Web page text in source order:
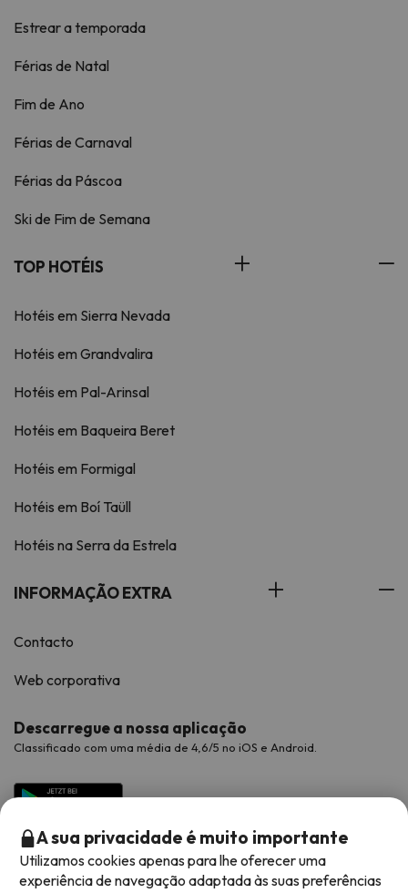
Estrear a temporada
Férias de Natal
Fim de Ano
Férias de Carnaval
Férias da Páscoa
Ski de Fim de Semana
TOP HOTÉIS
Hotéis em Sierra Nevada
Hotéis em Grandvalira
Hotéis em Pal-Arinsal
Hotéis em Baqueira Beret
Hotéis em Formigal
Hotéis em Boí Taüll
Hotéis na Serra da Estrela
INFORMAÇÃO EXTRA
Contacto
Web corporativa
Descarregue a nossa aplicação
Classificado com uma média de 4,6/5 no iOS e Android.
A sua privacidade é muito importante
Utilizamos cookies apenas para lhe oferecer uma
experiência de navegação adaptada às suas preferências